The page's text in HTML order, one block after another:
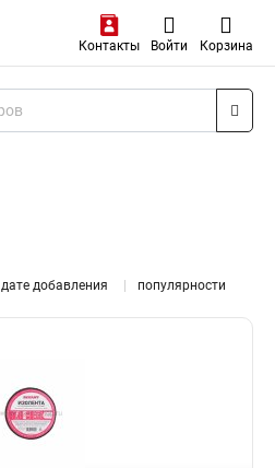
Контакты Войти Корзина
дате добавления популярности